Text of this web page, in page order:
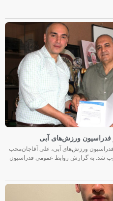
فدراسیون ورزش‌های آبی
ورزش‌های آبی، علی آقاجان‌محب
شد. به گزارش روابط عمومی فدراسیون